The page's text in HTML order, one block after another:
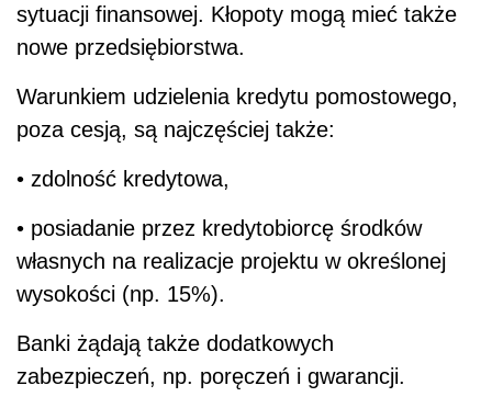
sytuacji finansowej. Kłopoty mogą mieć także
nowe przedsiębiorstwa.
Warunkiem udzielenia kredytu pomostowego,
poza cesją, są najczęściej także:
• zdolność kredytowa,
• posiadanie przez kredytobiorcę środków
własnych na realizacje projektu w określonej
wysokości (np. 15%).
Banki żądają także dodatkowych
zabezpieczeń, np. poręczeń i gwarancji.